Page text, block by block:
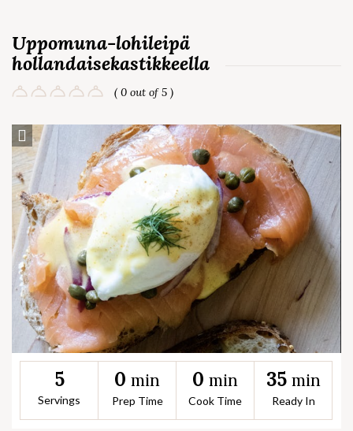
Uppomuna-lohileipä
hollandaisekastikkeella
( 0 out of 5 )
Save Recipe
5
Servings
0 min
Prep Time
0 min
Cook Time
35 min
Ready In